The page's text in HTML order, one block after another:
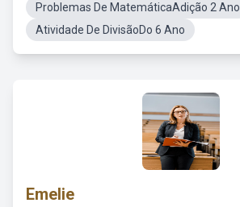
Problemas De MatemáticaAdição 2 Ano
Atividade De DivisãoDo 6 Ano
Emelie